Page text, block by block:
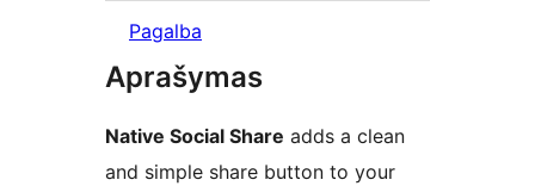
Pagalba
Aprašymas
Native Social Share adds a clean
and simple share button to your